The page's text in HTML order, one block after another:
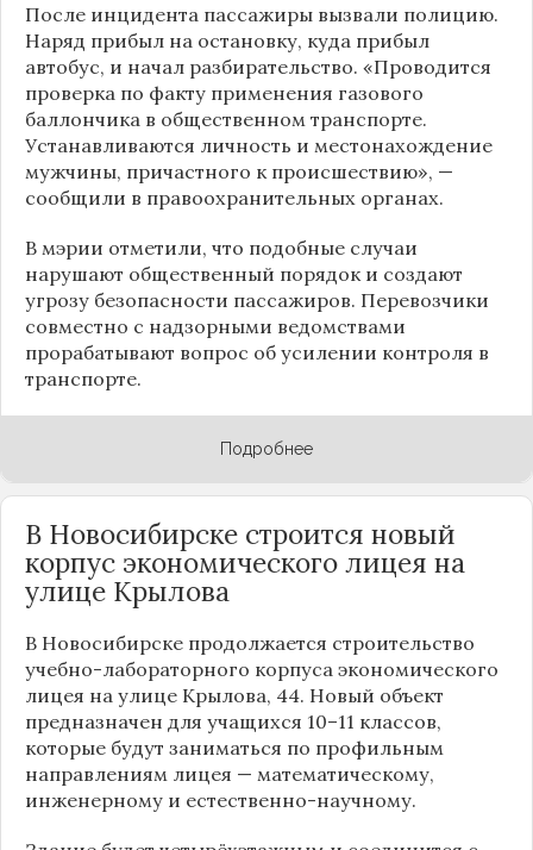
После инцидента пассажиры вызвали полицию.
Наряд прибыл на остановку, куда прибыл
автобус, и начал разбирательство. «Проводится
проверка по факту применения газового
баллончика в общественном транспорте.
Устанавливаются личность и местонахождение
мужчины, причастного к происшествию», —
сообщили в правоохранительных органах.
В мэрии отметили, что подобные случаи
нарушают общественный порядок и создают
угрозу безопасности пассажиров. Перевозчики
совместно с надзорными ведомствами
прорабатывают вопрос об усилении контроля в
транспорте.
Подробнее
В Новосибирске строится новый
корпус экономического лицея на
улице Крылова
В Новосибирске продолжается строительство
учебно-лабораторного корпуса экономического
лицея на улице Крылова, 44. Новый объект
предназначен для учащихся 10–11 классов,
которые будут заниматься по профильным
направлениям лицея — математическому,
инженерному и естественно-научному.